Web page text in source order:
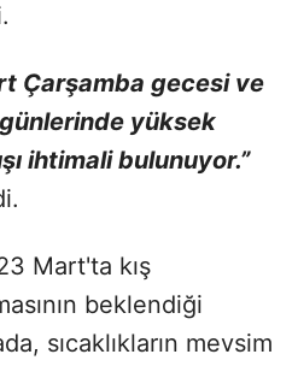
Çarşamba gecesi ve
yüksek
ihtimali bulunuyor.”
Mart'ta kış
beklendiği
sıcaklıkların mevsim